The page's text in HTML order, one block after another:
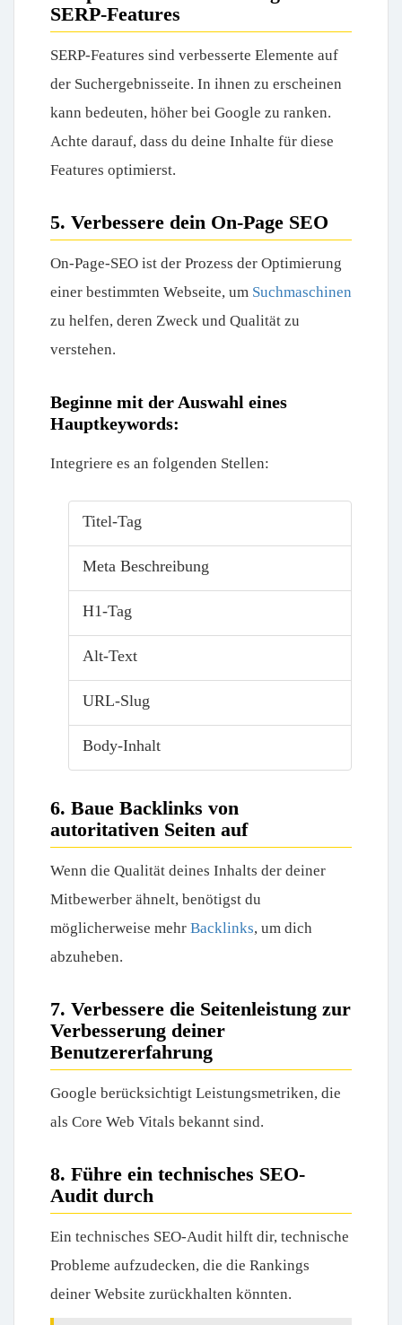
SERP-Features
SERP-Features sind verbesserte Elemente auf
der Suchergebnisseite. In ihnen zu erscheinen
kann bedeuten, höher bei Google zu ranken.
Achte darauf, dass du deine Inhalte für diese
Features optimierst.
5. Verbessere dein On-Page SEO
On-Page-SEO ist der Prozess der Optimierung
einer bestimmten Webseite, um Suchmaschinen
zu helfen, deren Zweck und Qualität zu
verstehen.
Beginne mit der Auswahl eines
Hauptkeywords:
Integriere es an folgenden Stellen:
Titel-Tag
Meta Beschreibung
H1-Tag
Alt-Text
URL-Slug
Body-Inhalt
6. Baue Backlinks von
autoritativen Seiten auf
Wenn die Qualität deines Inhalts der deiner
Mitbewerber ähnelt, benötigst du
möglicherweise mehr Backlinks, um dich
abzuheben.
7. Verbessere die Seitenleistung zur
Verbesserung deiner
Benutzererfahrung
Google berücksichtigt Leistungsmetriken, die
als Core Web Vitals bekannt sind.
8. Führe ein technisches SEO-
Audit durch
Ein technisches SEO-Audit hilft dir, technische
Probleme aufzudecken, die die Rankings
deiner Website zurückhalten könnten.